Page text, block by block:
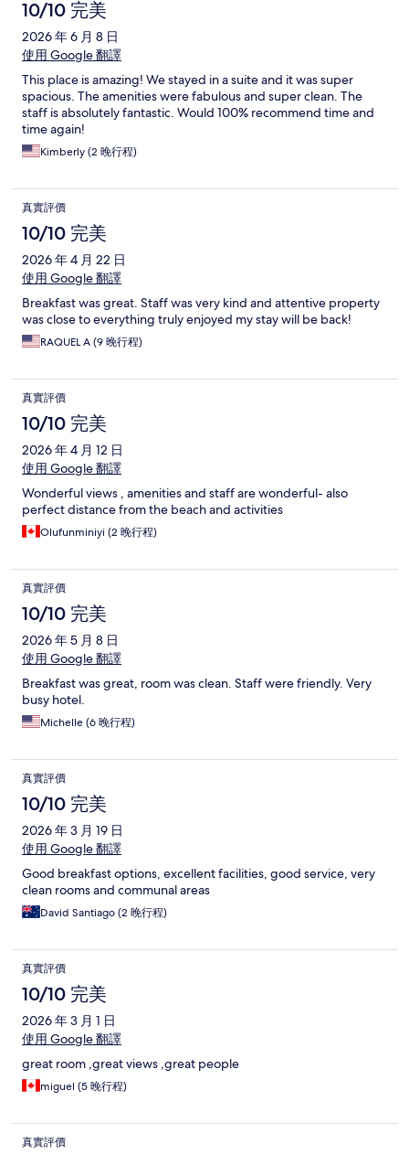
10/10 完美
2026 年 6 月 8 日
使用 Google 翻譯
This place is amazing! We stayed in a suite and it was super
spacious. The amenities were fabulous and super clean. The
staff is absolutely fantastic. Would 100% recommend time and
time again!
Kimberly (2 晚行程)
真實評價
10/10 完美
2026 年 4 月 22 日
使用 Google 翻譯
Breakfast was great. Staff was very kind and attentive property
was close to everything truly enjoyed my stay will be back!
RAQUEL A (9 晚行程)
真實評價
10/10 完美
2026 年 4 月 12 日
使用 Google 翻譯
Wonderful views , amenities and staff are wonderful- also
perfect distance from the beach and activities
Olufunminiyi (2 晚行程)
真實評價
10/10 完美
2026 年 5 月 8 日
使用 Google 翻譯
Breakfast was great, room was clean. Staff were friendly. Very
busy hotel.
Michelle (6 晚行程)
真實評價
10/10 完美
2026 年 3 月 19 日
使用 Google 翻譯
Good breakfast options, excellent facilities, good service, very
clean rooms and communal areas
David Santiago (2 晚行程)
真實評價
10/10 完美
2026 年 3 月 1 日
使用 Google 翻譯
great room ,great views ,great people
miguel (5 晚行程)
真實評價